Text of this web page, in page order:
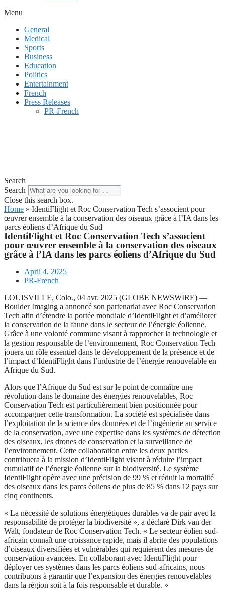
Menu
General
Medical
Sports
Business
Education
Politics
Entertainment
French
Press Releases
PR-French
Search
Search
Close this search box.
Home » IdentiFlight et Roc Conservation Tech s’associent pour
œuvrer ensemble à la conservation des oiseaux grâce à l’IA dans les
parcs éoliens d’Afrique du Sud
IdentiFlight et Roc Conservation Tech s’associent
pour œuvrer ensemble à la conservation des oiseaux
grâce à l’IA dans les parcs éoliens d’Afrique du Sud
April 4, 2025
PR-French
LOUISVILLE, Colo., 04 avr. 2025 (GLOBE NEWSWIRE) —
Boulder Imaging a annoncé son partenariat avec Roc Conservation
Tech afin d’étendre la portée mondiale d’IdentiFlight et d’améliorer
la conservation de la faune dans le secteur de l’énergie éolienne.
Grâce à une volonté commune visant à rapprocher la technologie et
la gestion responsable de l’environnement, Roc Conservation Tech
jouera un rôle essentiel dans le développement de la présence et de
l’impact d’IdentiFlight dans l’industrie de l’énergie renouvelable en
Afrique du Sud.
Alors que l’Afrique du Sud est sur le point de connaître une
révolution dans le domaine des énergies renouvelables, Roc
Conservation Tech est particulièrement bien positionnée pour
accompagner cette transformation. La société est spécialisée dans
l’exploitation de la science des données et de l’ingénierie au service
de la conservation, avec une expertise dans les systèmes de détection
des oiseaux, les drones de conservation et la surveillance de
l’environnement. Cette collaboration entre les deux parties
contribuera à la mission d’IdentiFlight visant à réduire l’impact
cumulatif de l’énergie éolienne sur la biodiversité. Le système
IdentiFlight opère avec une précision de 99 % et réduit la mortalité
des oiseaux dans les parcs éoliens de plus de 85 % dans 12 pays sur
cinq continents.
« La nécessité de solutions énergétiques durables va de pair avec la
responsabilité de protéger la biodiversité », a déclaré Dirk van der
Walt, fondateur de Roc Conservation Tech. « Le secteur éolien sud-
africain connaît une croissance rapide, mais il abrite des populations
d’oiseaux diversifiées et vulnérables qui requièrent des mesures de
conservation avancées. En collaborant avec IdentiFlight pour
déployer ces systèmes dans les parcs éoliens sud-africains, nous
contribuons à garantir que l’expansion des énergies renouvelables
dans la région soit à la fois responsable et durable. »